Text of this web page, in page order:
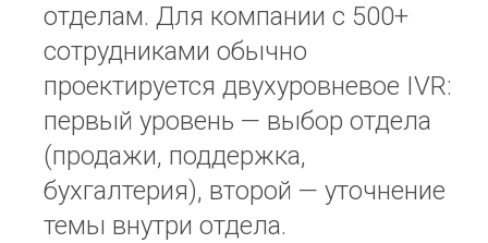
отделам. Для компании с 500+
сотрудниками обычно
проектируется двухуровневое IVR:
первый уровень — выбор отдела
(продажи, поддержка,
бухгалтерия), второй — уточнение
темы внутри отдела.